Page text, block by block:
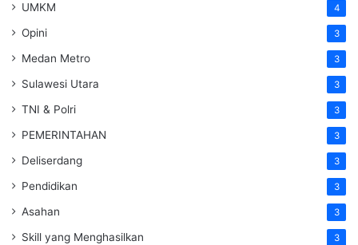
UMKM 4
Opini 3
Medan Metro 3
Sulawesi Utara 3
TNI & Polri 3
PEMERINTAHAN 3
Deliserdang 3
Pendidikan 3
Asahan 3
Skill yang Menghasilkan 3